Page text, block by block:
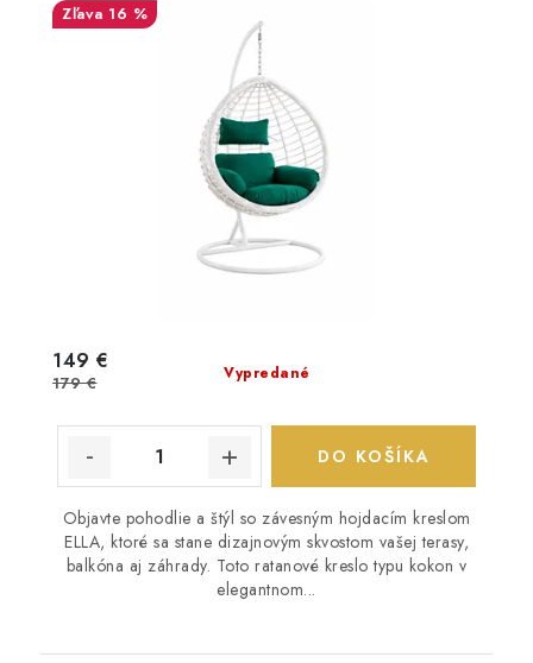
16 %
Vypredané
149 €
179 €
DO KOŠÍKA
Objavte pohodlie a štýl so závesným hojdacím kreslom
ELLA, ktoré sa stane dizajnovým skvostom vašej terasy,
balkóna aj záhrady. Toto ratanové kreslo typu kokon v
elegantnom...